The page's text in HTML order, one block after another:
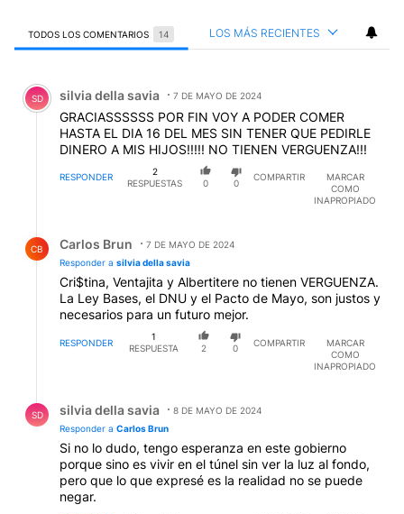
TODOS LOS COMENTARIOS 14 LOS MÁS RECIENTES
Comentario de silvia della savia.
SD silvia della savia 7 DE MAYO DE 2024
GRACIASSSSSS POR FIN VOY A PODER COMER
HASTA EL DIA 16 DEL MES SIN TENER QUE PEDIRLE
DINERO A MIS HIJOS!!!!! NO TIENEN VERGUENZA!!!
RESPONDER
2
RESPUESTAS
0 0
COMPARTIR
MARCAR
COMO
INAPROPIADO
CB Carlos Brun
7 DE MAYO DE 2024
Responder a silvia della savia
Cri$tina, Ventajita y Albertitere no tienen VERGUENZA.
La Ley Bases, el DNU y el Pacto de Mayo, son justos y
necesarios para un futuro mejor.
RESPONDER
1
RESPUESTA
2 0
COMPARTIR
MARCAR
COMO
INAPROPIADO
SD silvia della savia
8 DE MAYO DE 2024
Responder a Carlos Brun
Si no lo dudo, tengo esperanza en este gobierno
porque sino es vivir en el túnel sin ver la luz al fondo,
pero que lo que expresé es la realidad no se puede
negar.